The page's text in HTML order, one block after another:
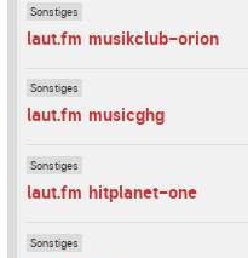
Sonstiges
laut.fm musikclub-orion
Sonstiges
laut.fm musicghg
Sonstiges
laut.fm hitplanet-one
Sonstiges